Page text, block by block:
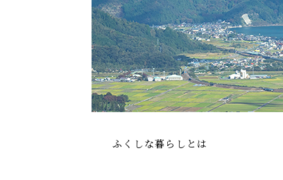
ふくしな暮らしとは